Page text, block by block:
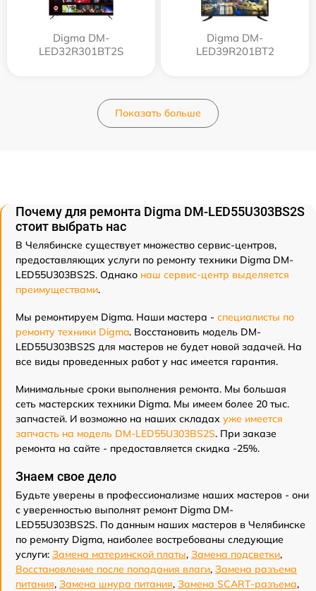
Digma DM-
LED32R301BT2S
Digma DM-
LED39R201BT2
Показать больше
Почему для ремонта Digma DM-LED55U303BS2S
стоит выбрать нас
В Челябинске существует множество сервис-центров,
предоставляющих услуги по ремонту техники Digma DM-
LED55U303BS2S. Однако наш сервис-центр выделяется
преимуществами.
Мы ремонтируем Digma. Наши мастера - специалисты по
ремонту техники Digma. Восстановить модель DM-
LED55U303BS2S для мастеров не будет новой задачей. На
все виды проведенных работ у нас имеется гарантия.
Минимальные сроки выполнения ремонта. Мы большая
сеть мастерских техники Digma. Мы имеем более 20 тыс.
запчастей. И возможно на наших складах уже имеется
запчасть на модель DM-LED55U303BS2S. При заказе
ремонта на сайте - предоставляется скидка -25%.
Знаем свое дело
Будьте уверены в профессионализме наших мастеров - они
с уверенностью выполнят ремонт Digma DM-
LED55U303BS2S. По данным наших мастеров в Челябинске
по ремонту Digma, наиболее востребованы следующие
услуги: Замена материнской платы, Замена подсветки,
Восстановление после попадания влаги, Замена разъема
питания, Замена шнура питания, Замена SCART-разъема,